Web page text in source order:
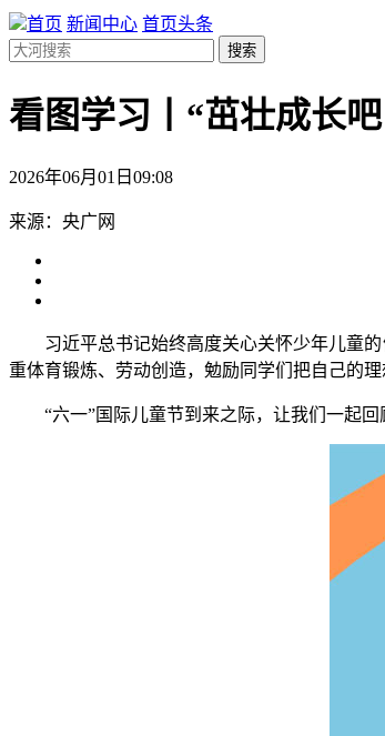
首页 新闻中心 首页头条
搜索
看图学习丨“茁壮成长
2026年06月01日09:08
来源：央广网
习近平总书记始终高度关心关怀少年儿童的
重体育锻炼、劳动创造，勉励同学们把自己的
“六一”国际儿童节到来之际，让我们一起回